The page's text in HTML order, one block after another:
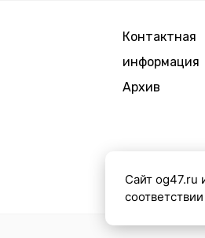
Контактная
информация
Архив
Сайт og47.ru